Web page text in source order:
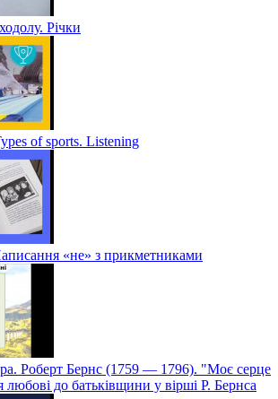
Річки
of sports. Listening
«не» з прикметниками
Роберт Бернс (1759 — 1796). "Моє серце
до батьківщини у вірші Р. Бернса